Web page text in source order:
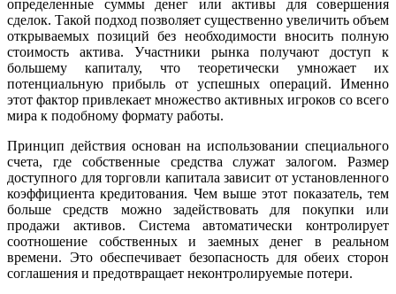
определенные суммы денег или активы для совершения
сделок. Такой подход позволяет существенно увеличить объем
открываемых позиций без необходимости вносить полную
стоимость актива. Участники рынка получают доступ к
большему капиталу, что теоретически умножает их
потенциальную прибыль от успешных операций. Именно
этот фактор привлекает множество активных игроков со всего
мира к подобному формату работы.
Принцип действия основан на использовании специального
счета, где собственные средства служат залогом. Размер
доступного для торговли капитала зависит от установленного
коэффициента кредитования. Чем выше этот показатель, тем
больше средств можно задействовать для покупки или
продажи активов. Система автоматически контролирует
соотношение собственных и заемных денег в реальном
времени. Это обеспечивает безопасность для обеих сторон
соглашения и предотвращает неконтролируемые потери.